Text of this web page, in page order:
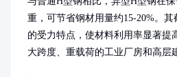
重，可节省钢材用量约15-20%。
的受力特点，使材料利用率显著提
大跨度、重载荷的工业厂房和高层